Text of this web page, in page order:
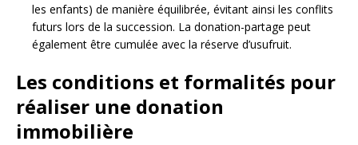
les enfants) de manière équilibrée, évitant ainsi les conflits
futurs lors de la succession. La donation-partage peut
également être cumulée avec la réserve d’usufruit.
Les conditions et formalités pour
réaliser une donation
immobilière